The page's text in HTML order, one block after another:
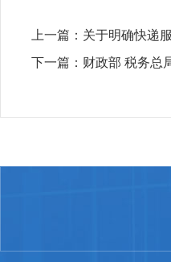
上一篇： 关于明确快递
下一篇： 财政部 税务总